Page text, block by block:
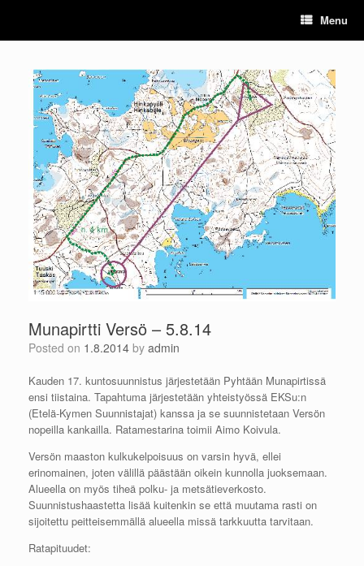
content
Menu
Munapirtti Versö – 5.8.14
Posted on 1.8.2014 by admin
Kauden 17. kuntosuunnistus järjestetään Pyhtään Munapirtissä
ensi tiistaina. Tapahtuma järjestetään yhteistyössä EKSu:n
(Etelä-Kymen Suunnistajat) kanssa ja se suunnistetaan Versön
nopeilla kankailla. Ratamestarina toimii Aimo Koivula.
Versön maaston kulkukelpoisuus on varsin hyvä, ellei
erinomainen, joten välillä päästään oikein kunnolla juoksemaan.
Alueella on myös tiheä polku- ja metsätieverkosto.
Suunnistushaastetta lisää kuitenkin se että muutama rasti on
sijoitettu peitteisemmällä alueella missä tarkkuutta tarvitaan.
Ratapituudet: